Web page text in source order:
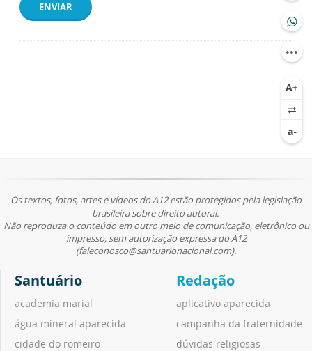
ENVIAR
Os textos, fotos, artes e vídeos do A12 estão protegidos pela legislação
brasileira sobre direito autoral.
Não reproduza o conteúdo em outro meio de comunicação, eletrônico ou
impresso, sem autorização expressa do A12
(faleconosco@santuarionacional.com).
Santuário
academia marial
água mineral aparecida
cidade do romeiro
Redação
aplicativo aparecida
campanha da fraternidade
dúvidas religiosas